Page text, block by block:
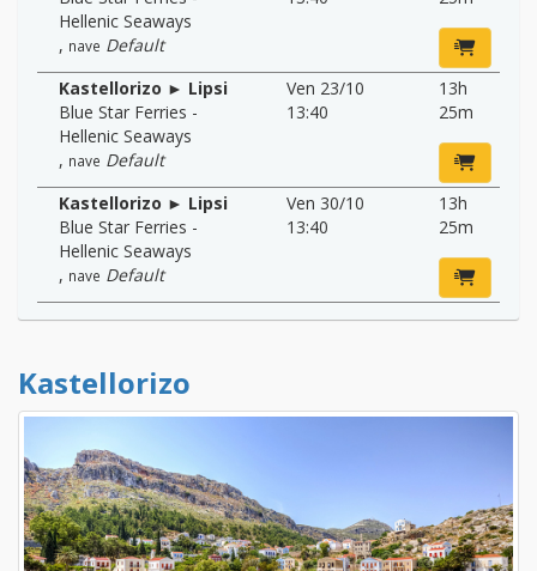
Hellenic Seaways
, nave Default
Kastellorizo ► Lipsi
Blue Star Ferries -
Hellenic Seaways
, nave Default
Ven 23/10
13:40
13h
25m
Kastellorizo ► Lipsi
Blue Star Ferries -
Hellenic Seaways
, nave Default
Ven 30/10
13:40
13h
25m
Kastellorizo